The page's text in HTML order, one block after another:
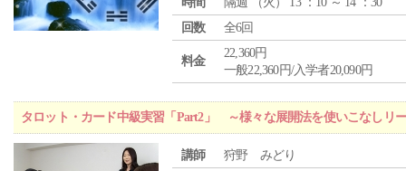
回数
全6回
料金
22,360円
一般22,360円/入学者20,090円
タロット・カード中級実習「Part2」 ～様々な展開法を使いこなしリ
講師
狩野 みどり